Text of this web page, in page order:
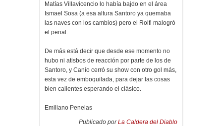
Matías Villavicencio lo había bajdo en el área
Ismael Sosa (a esa altura Santoro ya quemaba
las naves con los cambios) pero el Rolfi malogró
el penal.
De más está decir que desde ese momento no
hubo ni atisbos de reacción por parte de los de
Santoro, y Canío cerró su show con otro gol más,
esta vez de emboquilada, para dejar las cosas
bien calientes esperando el clásico.
Emiliano Penelas
Publicado porLa Caldera del Diablo